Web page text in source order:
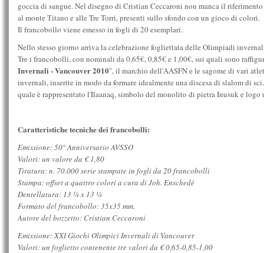
goccia di sangue. Nel disegno di Cristian Ceccaroni non manca il riferimento
al monte Titano e alle Tre Torri, presenti sullo sfondo con un gioco di colori.
Il francobollo viene emesso in fogli di 20 esemplari.
Nello stesso giorno arriva la celebrazione fogliettata delle Olimpiadi
Tre i francobolli, con nominali da 0,65€, 0,85€ e 1,00€, sui quali sono
Invernali - Vancouver 2010", il marchio dell'AASFN e le sagome di vari
invernali, inserite in modo da formare idealmente una discesa di slalom di
quale è rappresentato l'Ilaanaq, simbolo del monolito di pietra Inusuk e
Caratteristiche tecniche dei francobolli:
Emissione: 50° Anniversario AVSSO
Valori: un valore da € 1,80
Tiratura: n. 70.000 serie stampate in fogli da 20 francobolli
Stampa: offset a quattro colori a cura di Joh. Enschedè
Dentellatura: 13 ¼ x 13 ¼
Formato del francobollo: 35x35 mm.
Autore del bozzetto: Cristian Ceccaroni
Emissione: XXI Giochi Olimpici Invernali di Vancouver
Valori: un foglietto contenente tre valori da € 0,65-0,85-1,00